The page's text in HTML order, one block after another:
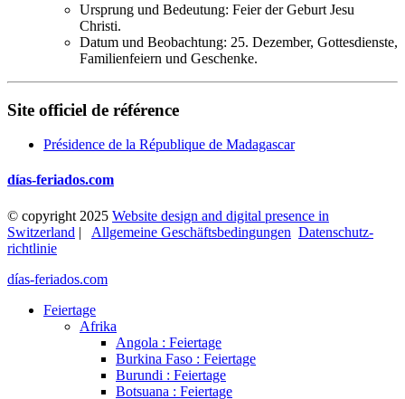
Ursprung und Bedeutung: Feier der Geburt Jesu
Christi.
Datum und Beobachtung: 25. Dezember, Gottesdienste,
Familienfeiern und Geschenke.
Site officiel de référence
Présidence de la République de Madagascar
días-feriados.com
© copyright 2025 Website design and digital presence in
Switzerland | Allgemeine Geschäftsbedingungen Datenschutz­
richtlinie
días-feriados.com
Feiertage
Afrika
Angola : Feiertage
Burkina Faso : Feiertage
Burundi : Feiertage
Botsuana : Feiertage